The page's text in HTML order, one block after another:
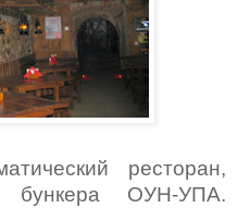
ресторан,
ОУН-УПА.